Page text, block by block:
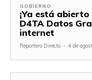
GOBIERNO
¡Ya está
D4TA Datos
internet
Reportero Directo - 4 de